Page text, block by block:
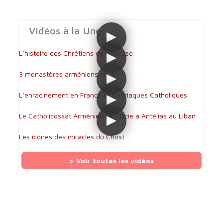
Vidéos à la Une
L’histoire des Chrétiens du Caucase
3 monastères arméniens en Iran
L’enracinement en France des syriaques Catholiques
Le Catholicossat Arménien de Cilicie à Antélias au Liban
Les icônes des miracles du Christ
> Voir toutes les vidéos